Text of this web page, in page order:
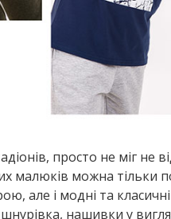
просто не міг не
малюків можна тільки
але і модні та класичні
нашивки у